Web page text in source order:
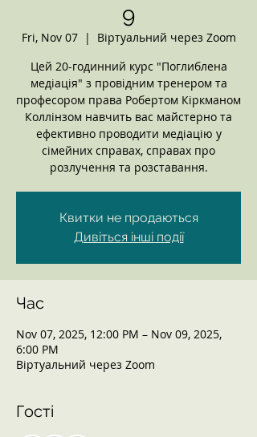
9
Fri, Nov 07
  |
Віртуальний через Zoom
Цей 20-годинний курс "Поглиблена
медіація" з провідним тренером та
професором права Робертом Кіркманом
Коллінзом навчить вас майстерно та
ефективно проводити медіацію у
сімейних справах, справах про
розлучення та розставання.
Квитки не продаються
Дивіться інші події
Час
Nov 07, 2025, 12:00 PM – Nov 09, 2025,
6:00 PM
Віртуальний через Zoom
Гості